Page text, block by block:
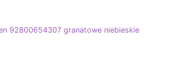
92800654307 granatowe niebieskie